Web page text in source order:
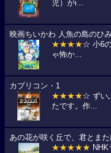
児）がi...
映画ちいかわ 人魚の島のひ
★★★★☆ 小6
ゃ怖か...
カプリコン・1
★★★★☆ ずい
たです。作...
あの花が咲く丘で、君とまた
★★★★★